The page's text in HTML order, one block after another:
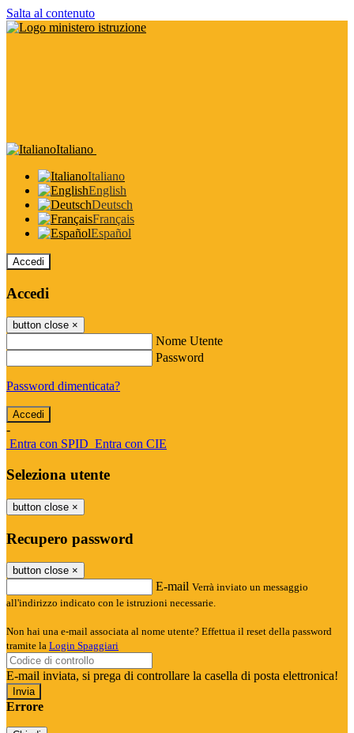
Salta al contenuto
Italiano
Italiano
English
Deutsch
Français
Español
Accedi
Accedi
button close ×
Nome Utente
Password
Password dimenticata?
-
Entra con SPID Entra con CIE
Seleziona utente
button close ×
Recupero password
button close ×
E-mail Verrà inviato un messaggio
all'indirizzo indicato con le istruzioni necessarie.
Non hai una e-mail associata al nome utente? Effettua il reset della password
tramite la Login Spaggiari
E-mail inviata, si prega di controllare la casella di posta elettronica!
Errore